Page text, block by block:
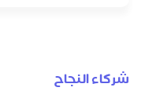
شركاء النجاح